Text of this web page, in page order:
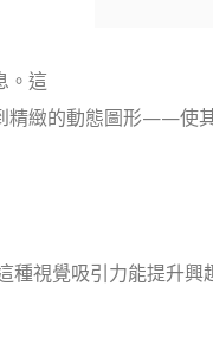
。這
緻的動態圖形——使
種視覺吸引力能提升